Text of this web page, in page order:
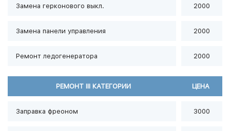
Замена герконового выкл. 2000
Замена панели управления 2000
Ремонт ледогенератора 2000
РЕМОНТ III КАТЕГОРИИ ЦЕНА
Заправка фреоном 3000